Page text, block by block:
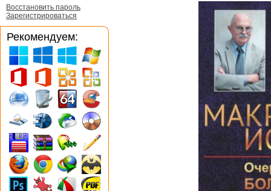
Восстановить пароль
Зарегистрироваться
Рекомендуем: